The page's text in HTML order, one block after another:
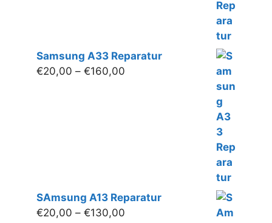
Samsung A33 Reparatur
€20,00 – €160,00
SAmsung A13 Reparatur
€20,00 – €130,00